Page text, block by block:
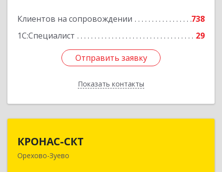
Клиентов на сопровождении
738
1С:Специалист
29
Отправить заявку
Показать контакты
Подробнее
Отправить заявку
Назад
КРОНАС-СКТ
Орехово-Зуево
142600, Московская обл, Орехово-Зуево г,